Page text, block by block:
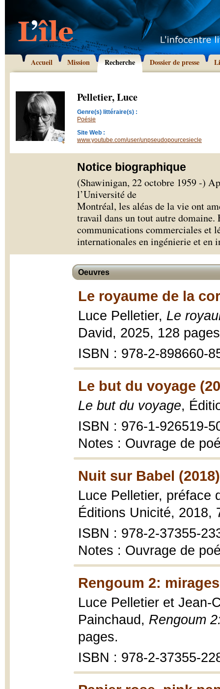
Accueil Mission Recherche Dossier de presse
Pelletier, Luce
Genre(s) littéraire(s) :
Poésie
Site Web :
www.youtube.com/user/unpseudopourcesiecle
Notice biographique
(Shawinigan, 22 octobre 1959 -)
l’Université de
Montréal, les aléas de la vie ont
travail dans un tout autre domaine.
communications commerciales et
internationales en ingénierie et en
Oeuvres
Le royaume de la
Luce Pelletier, Le
David, 2025, 128
ISBN : 978-2-898660-
Le but du voyage
Le but du voyage,
ISBN : 976-1-926519-
Notes : Ouvrage de
Nuit sur Babel (2018)
Luce Pelletier, préface
Éditions Unicité, 2018,
ISBN : 978-2-37355-
Notes : Ouvrage de
Rengoum 2:
Luce Pelletier et Jean-
Painchaud, Rengoum
pages.
ISBN : 978-2-37355-